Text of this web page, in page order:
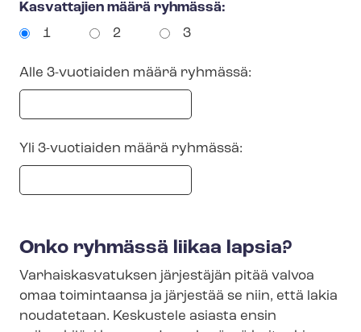
Lohko
Kasvattajien määrä ryhmässä:
1
2 3
Alle 3-vuotiaiden määrä ryhmässä:
Yli 3-vuotiaiden määrä ryhmässä:
Onko ryhmässä liikaa lapsia?
Var­hais­kas­va­tuk­sen järjestäjän pitää valvoa
omaa toimintaansa ja järjestää se niin, että lakia
noudatetaan. Keskustele asiasta ensin